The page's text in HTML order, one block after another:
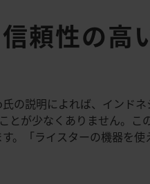
頼性の高
説明によれば、インドネ
が少なくありません。こ
。「ライスターの機器を